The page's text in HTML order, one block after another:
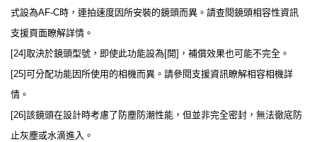
式設為AF-C時，連拍速度因所安裝的鏡頭而異。請查閱鏡頭相容性資訊
支援頁面瞭解詳情。
[24]取決於鏡頭型號，即使此功能設為[開]，補償效果也可能不完全。
[25]可分配功能因所使用的相機而異。請參閱支援資訊瞭解相容相機詳
情。
[26]該鏡頭在設計時考慮了防塵防潮性能，但並非完全密封，無法徹底防
止灰塵或水滴進入。